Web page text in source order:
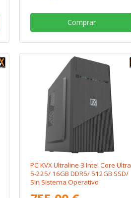
Comprar
PC KVX Ultraline 3 Intel Core Ultra
5-225/ 16GB DDR5/ 512GB SSD/
Sin Sistema Operativo